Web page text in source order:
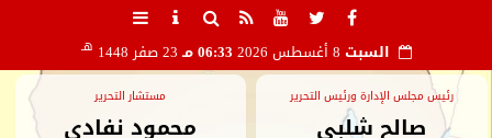
السبت 06:33 مـ 23 صفر 1448 هـ
رئيس مجلس الإدارة ورئيس التحرير
صالح شلبي
مستشار التحرير
محمود نفادي